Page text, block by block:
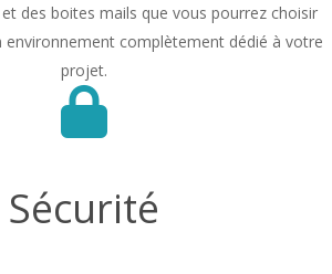
des boites mails que vous pourrez choisir
environnement complètement dédié à votre
projet.
Sécurité